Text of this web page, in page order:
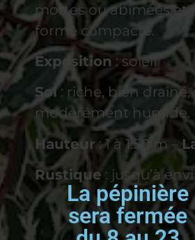
mortes ou abîmées et
forme compacte.
Exposition : soleil
Sol: riche, bien drainé,
modérément humide.
Hauteur: 1 à 1.50 m –
Rustique : jusqu’à
La pépinière
sera fermée